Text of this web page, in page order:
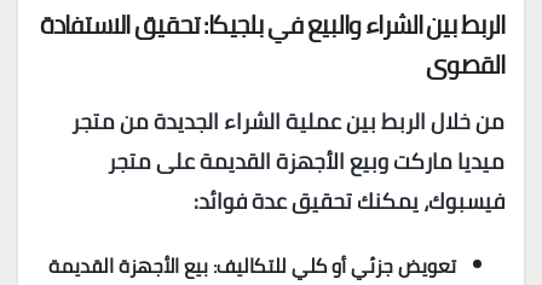
الربط بين الشراء والبيع في بلجيكا: تحقيق الاستفادة
القصوى
من خلال الربط بين عملية الشراء الجديدة من متجر
ميديا ماركت وبيع الأجهزة القديمة على متجر
فيسبوك، يمكنك تحقيق عدة فوائد:
تعويض جزئي أو كلي للتكاليف: بيع الأجهزة القديمة